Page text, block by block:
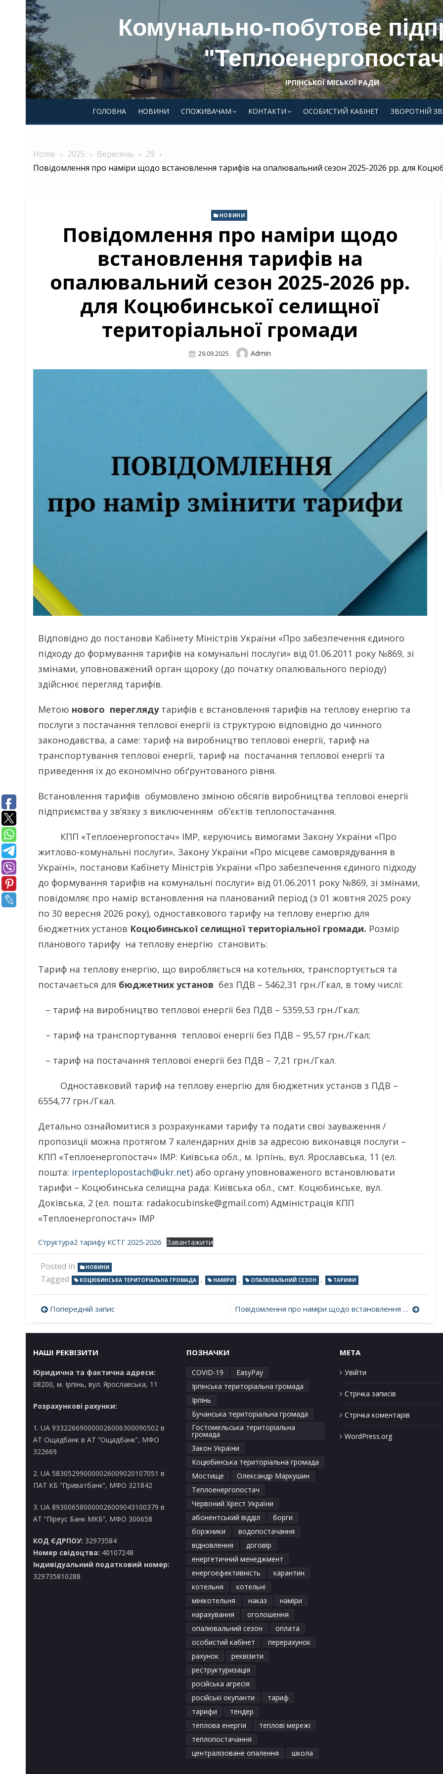
Skip
to
content
Комунально-побутове
ІРПІНСЬКОЇ МІСЬКОЇ РАДИ
ГОЛОВНА НОВИНИ СПОЖИВАЧАМ КОНТАКТИ ОСОБИСТИЙ КАБІНЕТ ЗВОРОТНІЙ
Home 2025 Вересень
29
Повідомлення про наміри щодо встановлення тарифів на опалювальний сезон 2025-2026 рр. для
НОВИНИ
Повідомлення про наміри щодо
встановлення тарифів на
опалювальний сезон 2025-2026 рр.
для Коцюбинської селищної
територіальної громади
Posted
29.09.2025 Author
Admin
Відповідно до постанови Кабінету Міністрів України «Про забезпечення єдиного
підходу до формування тарифів на комунальні послуги» від 01.06.2011 року №869, зі
змінами, уповноважений орган щороку (до початку опалювального періоду)
здійснює перегляд тарифів.
Метою нового переглядутарифів є встановлення тарифів на теплову енергію та
послуги з постачання теплової енергії із структурою відповідно до чинного
законодавства, а саме: тариф на виробництво теплової енергії, тариф на
транспортування теплової енергії, тариф на постачання теплової енергії та
приведення їх до економічно обґрунтованого рівня.
Встановлення тарифів обумовлено зміною обсягів виробництва теплової енергії
підприємства у зв’язку з виключенням об’єктів теплопостачання.
КПП «Теплоенергопостач» ІМР, керуючись вимогами Закону України «Про
житлово-комунальні послуги», Закону України «Про місцеве самоврядування в
Україні», постанови Кабінету Міністрів України «Про забезпечення єдиного підходу
до формування тарифів на комунальні послуги» від 01.06.2011 року №869, зі змінами,
повідомляє про намір встановлення на планований період (з 01 жовтня 2025 року
по 30 вересня 2026 року), одноставкового тарифу на теплову енергію для
бюджетних установ Коцюбинської селищної територіальної громади. Розмір
планового тарифу на теплову енергію становить:
Тариф на теплову енергію, що виробляється на котельнях, транспортується та
постачається для бюджетних установ без ПДВ – 5462,31 грн./Гкал, в тому числі:
– тариф на виробництво теплової енергії без ПДВ – 5359,53 грн./Гкал;
– тариф на транспортування теплової енергії без ПДВ – 95,57 грн./Гкал;
– тариф на постачання теплової енергії без ПДВ – 7,21 грн./Гкал.
Одноставковий тариф на теплову енергію для бюджетних установ з ПДВ –
6554,77 грн./Гкал.
Детально ознайомитися з розрахунками тарифу та подати свої зауваження /
пропозиції можна протягом 7 календарних днів за адресою виконавця послуги –
КПП «Теплоенергопостач» ІМР: Київська обл., м. Ірпінь, вул. Ярославська, 11 (ел.
пошта: irpenteplopostach@ukr.net) або органу уповноваженого встановлювати
тарифи – Коцюбинська селищна рада: Київська обл., смт. Коцюбинське, вул.
Доківська, 2 (ел. пошта: radakocubinske@gmail.com) Адміністрація КПП
«Теплоенергопостач» ІМР
Структура2 тарифу КСТГ 2025-2026 Завантажити
Posted in НОВИНИ
Tagged КОЦЮБИНСЬКА ТЕРИТОРІАЛЬНА ГРОМАДА , НАМІРИ , ОПАЛЮВАЛЬНИЙ СЕЗОН , ТАРИФИ
Навігація
записів
Попередній запис Повідомлення про наміри щодо встановлення тарифів на опалювальний сезон 2025-2026 рр. для Гостомельської селищної територіальної громади
НАШІ РЕКВІЗИТИ
Юридична та фактична адреси:
08200, м. Ірпінь, вул. Ярославська, 11
Розрахункові рахунки:
1. UA 933226690000026006300090502 в
AT Ощадбанк в АТ “Ощадбанк”, МФО
322669
2. UA 583052990000026009020107051 в
ПАТ КБ “Приватбанк”, МФО 321842
3. UA 893006580000026009043100379 в
АТ “Піреус Банк МКБ”, МФО 300658
КОД ЄДРПОУ: 32973584
Номер свідоцтва: 40107248
Індивідуальний податковий номер:
329735810288
ПОЗНАЧКИ
COVID-19
EasyPay
Ірпінська територіальна громада
Ірпінь
Бучанська територіальна громада
Гостомельська територіальна
громада
Закон України
Коцюбинська територіальна громада
Мостище
Олександр Маркушин
Теплоенергопостач
Червоний Хрест України
абонентський відділ
борги
боржники
водопостачання
відновлення
договір
енергетичний менеджмент
енергоефективність
карантин
котельня
котельні
мінікотельня
наказ
наміри
нарахування
оголошення
опалювальний сезон
оплата
особистий кабінет
перерахунок
рахунок
реквізити
реструктуризація
російська агресія
російські окупанти
тариф
тарифи
тендер
теплова енергія
теплові мережі
теплопостачання
централізоване опалення
школа
META
Увійти
Стрічка записів
Стрічка коментарів
WordPress.org